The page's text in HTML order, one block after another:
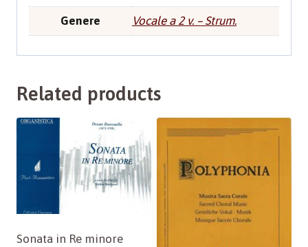
Genere Vocale a 2 v. – Strum.
Related products
Sonata in Re minore